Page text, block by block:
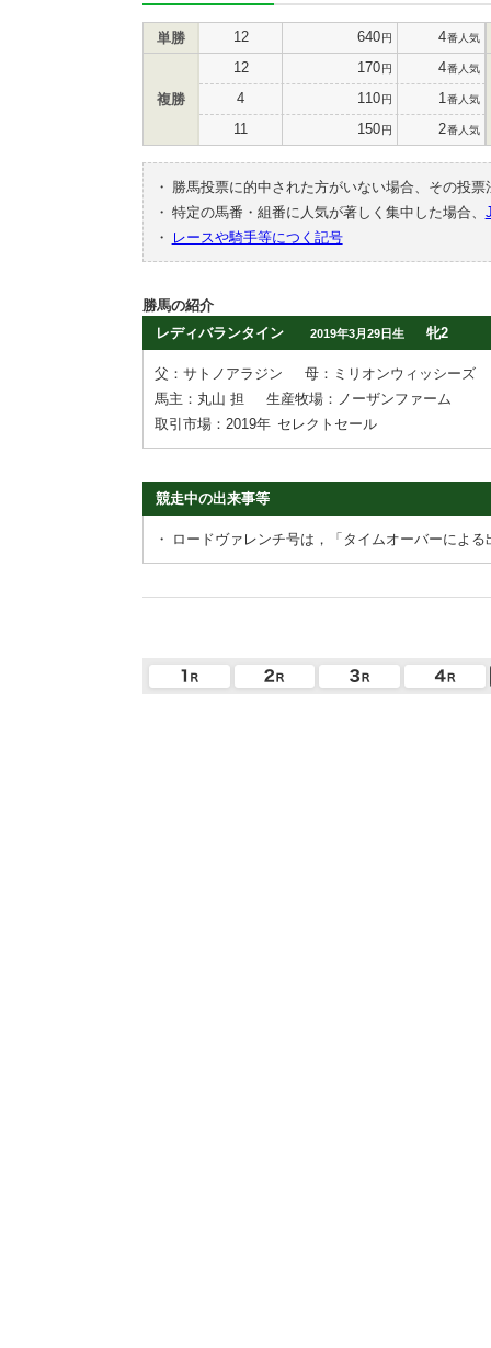
単勝 12 640円 4番人気
複勝
12 170円 4番人気
4 110円 1 番人気
11 150円 2番人気
・
勝馬投票に的中された方がいない場合、その投
・ 特定の馬番・組番に人気が著しく集中した場合、
・
レースや騎手等につく記号
勝馬の紹介
レディバランタイン
2019年3月29日生 牝2
父：サトノアラジン
母：ミリオンウィッシーズ
馬主：丸山 担
生産牧場：ノーザンファーム
取引市場：2019年 セレクトセール
競走中の出来事等
・ ロードヴァレンチ号は，「タイムオーバーによ